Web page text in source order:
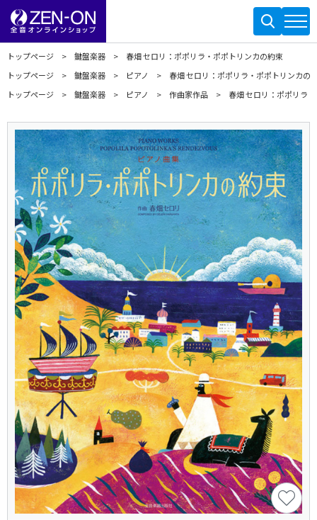
トップページ 鍵盤楽器
春畑 セロリ：ポポリラ・ポポトリンカの約束
トップページ
鍵盤楽器 ピアノ
春畑 セロリ：ポポリラ・ポポトリンカの
トップページ
鍵盤楽器 ピアノ 作曲家作品 春畑 セロリ：ポポリラ